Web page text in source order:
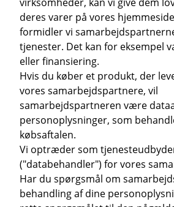
deres varer på vores
formidler vi
tjenester. Det kan for eksempel
eller finansiering.
Hvis du køber et produkt, der
vores samarbejdspartnere, vil
samarbejdspartneren være
personoplysninger, som
købsaftalen.
Vi optræder som
("databehandler") for vores
Har du spørgsmål om
behandling af dine